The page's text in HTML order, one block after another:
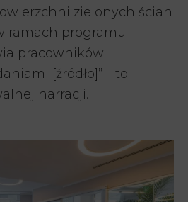
zielonych ścian
ramach programu
pracowników
[źródło]” - to
narracji.